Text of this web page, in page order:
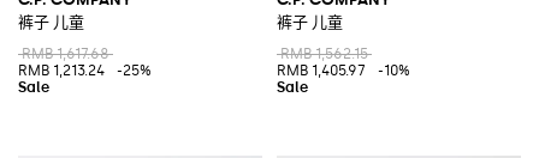
裤子 儿童
RMB 1,617.68
RMB 1,213.24
-25%
裤子 儿童
RMB 1,562.15
RMB 1,405.97
-10%